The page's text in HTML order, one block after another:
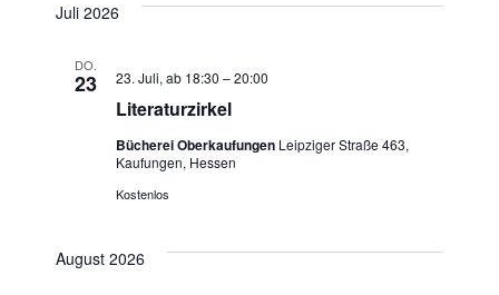
Juli 2026
DO.
23
Literaturzirkel
23. Juli, ab 18:30 –20:00
Bücherei Oberkaufungen Leipziger Straße 463,
Kaufungen, Hessen
Kostenlos
August 2026